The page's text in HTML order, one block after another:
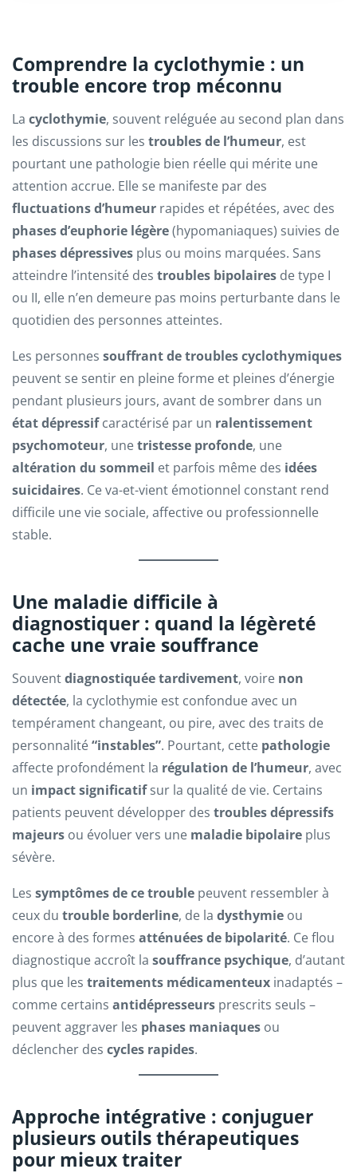
Comprendre la cyclothymie : un
trouble encore trop méconnu
La cyclothymie, souvent reléguée au second plan dans
les discussions sur les troubles de l’humeur, est
pourtant une pathologie bien réelle qui mérite une
attention accrue. Elle se manifeste par des
fluctuations d’humeur rapides et répétées, avec des
phases d’euphorie légère(hypomaniaques) suivies de
phases dépressives plus ou moins marquées. Sans
atteindre l’intensité des troubles bipolaires de type I
ou II, elle n’en demeure pas moins perturbante dans le
quotidien des personnes atteintes.
Les personnes souffrant de troubles cyclothymiques
peuvent se sentir en pleine forme et pleines d’énergie
pendant plusieurs jours, avant de sombrer dans un
état dépressifcaractérisé par un ralentissement
psychomoteur, unetristesse profonde, une
altération du sommeil et parfois même des idées
suicidaires. Ce va-et-vient émotionnel constant rend
difficile une vie sociale, affective ou professionnelle
stable.
Une maladie difficile à
diagnostiquer : quand la légèreté
cache une vraie souffrance
Souventdiagnostiquée tardivement, voire non
détectée, la cyclothymie est confondue avec un
tempérament changeant, ou pire, avec des traits de
personnalité“instables”. Pourtant, cette pathologie
affecte profondément la régulation de l’humeur, avec
un impact significatifsur la qualité de vie. Certains
patients peuvent développer des troubles dépressifs
majeurs ou évoluer vers une maladie bipolaire plus
sévère.
Les symptômes de ce trouble peuvent ressembler à
ceux du trouble borderline, de la dysthymie ou
encore à des formes atténuées de bipolarité. Ce flou
diagnostique accroît la souffrance psychique, d’autant
plus que les traitements médicamenteux inadaptés –
comme certains antidépresseurs prescrits seuls –
peuvent aggraver les phases maniaques ou
déclencher des cycles rapides.
Approche intégrative : conjuguer
plusieurs outils thérapeutiques
pour mieux traiter